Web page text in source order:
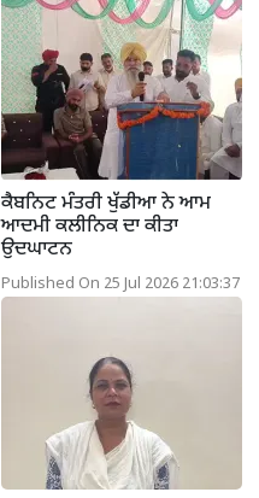
ਕੈਬਨਿਟ ਮੰਤਰੀ ਖੁੱਡੀਆ ਨੇ ਆਮ
ਆਦਮੀ ਕਲੀਨਿਕ ਦਾ ਕੀਤਾ
ਉਦਘਾਟਨ
Published On 25 Jul 2026 21:03:37